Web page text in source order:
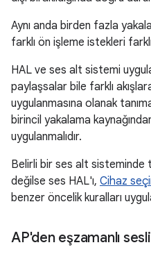
Aynı anda birden fazla
farklı ön işleme istekleri
HAL ve ses alt sistemi
paylaşsalar bile farklı
uygulanmasına olanak
birincil yakalama
uygulanmalıdır.
Belirli bir ses alt sisteminde
değilse ses HAL'ı, Cihaz
benzer öncelik kuralları
AP'den eşzamanlı